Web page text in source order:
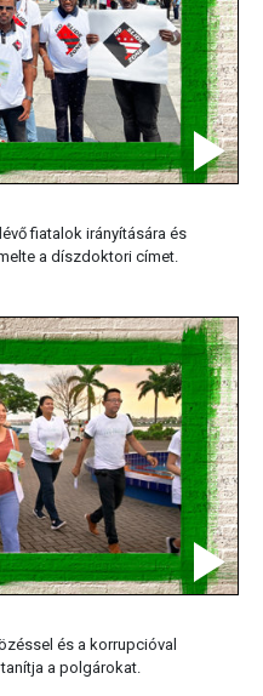
fiatalok irányítására és
a díszdoktori címet.
és a korrupcióval
a polgárokat.